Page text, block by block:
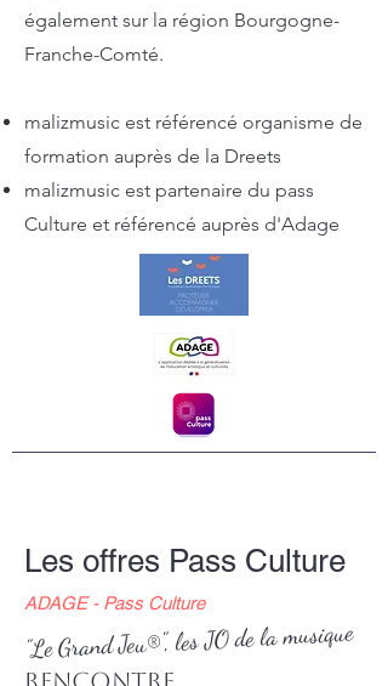
également sur la région Bourgogne-
Franche-Comté.
malizmusic est référencé organisme de
formation auprès de la Dreets
malizmusic est partenaire du pass
Culture et référencé auprès d'Adage
Les offres Pass Culture
ADAGE - Pass Culture
"Le Grand Jeu®", les JO de la musique